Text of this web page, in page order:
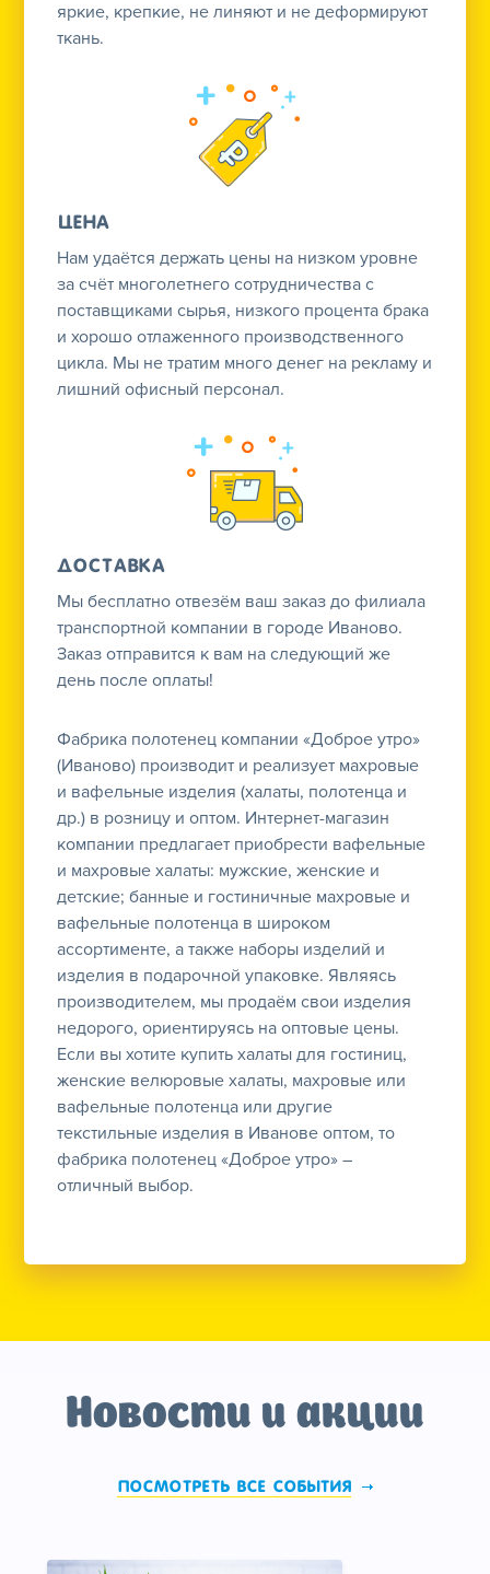
яркие, крепкие, не линяют и не деформируют
ткань.
Цена
Нам удаётся держать цены на низком уровне
за счёт многолетнего сотрудничества с
поставщиками сырья, низкого процента брака
и хорошо отлаженного производственного
цикла. Мы не тратим много денег на рекламу и
лишний офисный персонал.
Доставка
Мы бесплатно отвезём ваш заказ до филиала
транспортной компании в городе Иваново.
Заказ отправится к вам на следующий же
день после оплаты!
Фабрика полотенец компании «Доброе утро»
(Иваново) производит и реализует махровые
и вафельные изделия (халаты, полотенца и
др.) в розницу и оптом. Интернет-магазин
компании предлагает приобрести вафельные
и махровые халаты: мужские, женские и
детские; банные и гостиничные махровые и
вафельные полотенца в широком
ассортименте, а также наборы изделий и
изделия в подарочной упаковке. Являясь
производителем, мы продаём свои изделия
недорого, ориентируясь на оптовые цены.
Если вы хотите купить халаты для гостиниц,
женские велюровые халаты, махровые или
вафельные полотенца или другие
текстильные изделия в Иванове оптом, то
фабрика полотенец «Доброе утро» –
отличный выбор.
Новости и акции
Посмотреть все события